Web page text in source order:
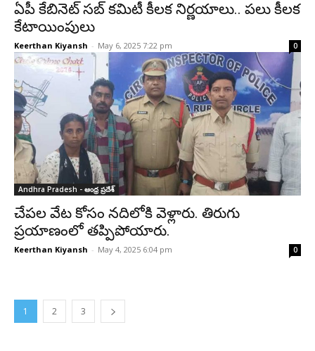
ఏపీ కేబినెట్ సబ్ కమిటీ కీలక నిర్ణయాలు.. పలు కీలక
కేటాయింపులు
Keerthan Kiyansh - May 6, 2025 7:22 pm 0
Andhra Pradesh - ఆంధ్ర ప్రదేశ్‌
చేపల వేట కోసం నదిలోకి వెళ్లారు. తిరుగు
ప్రయాణంలో తప్పిపోయారు.
Keerthan Kiyansh - May 4, 2025 6:04 pm 0
1 2 3